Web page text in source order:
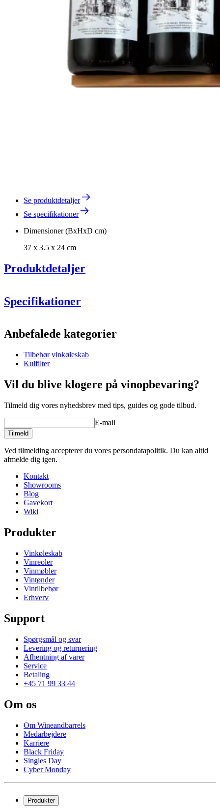
Se produktdetaljer
Se specifikationer
Dimensioner (BxHxD cm)
37 x 3.5 x 24 cm
Produktdetaljer
have en aktiv jordforbindelse
Specifikationer
ProduktnummerKWS-1710-14A
Generelt
Dimensioner (BxHxD cm)
Vægt (kg)0.3
Bredde (cm)
Anbefalede kategorier
Tilbehør vinkøleskab
Kulfilter
Vil du blive klogere på vinopbevaring?
Tilmeld dig vores nyhedsbrev med tips, guides og gode tilbud.
E-mail
Tilmeld
Ved tilmelding accepterer du vores persondatapolitik. Du kan altid
afmelde dig igen.
Kontakt
Showrooms
Blog
Gavekort
Wiki
Produkter
Vinkøleskab
Vinreoler
Vinmøbler
Vintønder
Vintilbehør
Erhverv
Support
Spørgsmål og svar
Levering og returnering
Afhentning af varer
Service
Betaling
+45 71 99 33 44
Om os
Om Wineandbarrels
Medarbejdere
Karriere
Black Friday
Singles Day
Cyber Monday
Produkter